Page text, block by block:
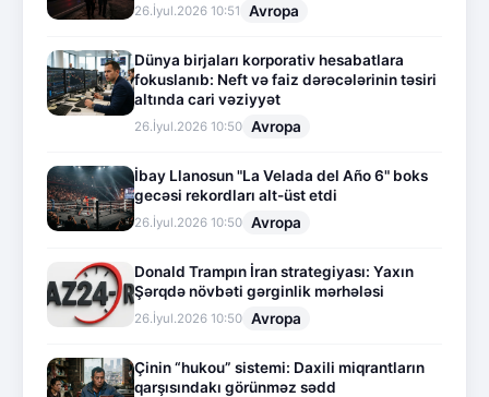
26.İyul.2026 10:51 Avropa
Dünya birjaları korporativ hesabatlara
fokuslanıb: Neft və faiz dərəcələrinin təsiri
altında cari vəziyyət
26.İyul.2026 10:50 Avropa
İbay Llanosun "La Velada del Año 6" boks
gecəsi rekordları alt-üst etdi
26.İyul.2026 10:50 Avropa
Donald Trampın İran strategiyası: Yaxın
Şərqdə növbəti gərginlik mərhələsi
26.İyul.2026 10:50 Avropa
Çinin “hukou” sistemi: Daxili miqrantların
qarşısındakı görünməz sədd